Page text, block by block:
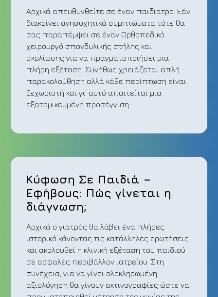
Αρχικά απευθυνθείτε σε έναν παιδίατρο. Εάν
διακρίνει ανησυχητικά συμπτώματα τότε θα
σας παραπέμψει σε έναν Ορθοπεδικό
χειρουργό σπονδυλικής στήλης και
σκολίωσης για να πραγματοποιήσει μια
πλήρη εξέταση. Συνήθως χρειάζεται απλή
παρακολούθηση αλλά κάθε περίπτωση είναι
ξεχωριστή και γι΄ αυτό απαιτείται μια
εξατομικευμένη προσέγγιση.
Κύφωση Σε Παιδιά –
Εφήβους: Πώς γίνεται η
διάγνωση;
Αρχικά ο γιατρός θα λάβει ένα πλήρες
ιστορικό κάνοντας τις κατάλληλες ερωτήσεις
και ακολουθεί η κλινική εξέταση του παιδιού
σε ασφαλές περιβάλλον ιατρείου. Στη
συνέχεια, για να γίνει ολοκληρωμένη
αξιολόγηση θα γίνουν ακτινογραφίες ώστε να